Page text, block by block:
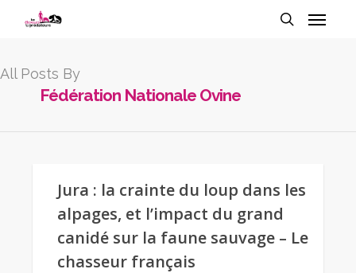
All Posts By
Fédération Nationale Ovine
Jura : la crainte du loup dans les
alpages, et l’impact du grand
canidé sur la faune sauvage – Le
chasseur français